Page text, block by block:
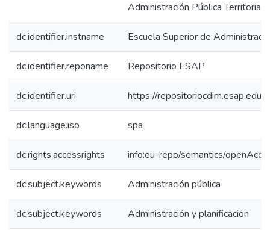
Administración Pública Territorial
dc.identifier.instname Escuela Superior de
dc.identifier.reponame Repositorio ESAP
dc.identifier.uri https://
dc.language.iso spa
dc.rights.accessrights info:eu-repo/semantics/
dc.subject.keywords Administración pública
dc.subject.keywords Administración y planificación